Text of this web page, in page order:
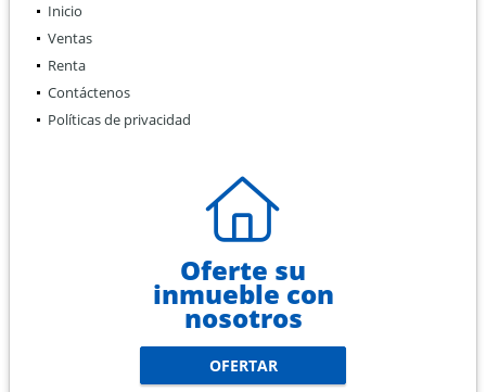
Inicio
Ventas
Renta
Contáctenos
Políticas de privacidad
Oferte su
inmueble con
nosotros
OFERTAR